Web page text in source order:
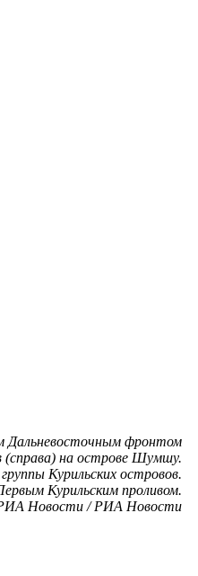
Дальневосточным фронтом
(справа) на острове Шумшу.
Курильских островов.
Курильским проливом.
Новости / РИА Новости